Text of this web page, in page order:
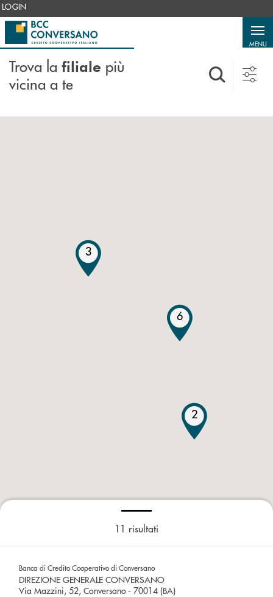
Salta al contenuto principale
LOGIN
MENU
Trova la filiale più
vicina a te
11 risultati
Banca di Credito Cooperativo di Conversano
DIREZIONE GENERALE CONVERSANO
Via Mazzini, 52, Conversano - 70014 (BA)
6
2
3